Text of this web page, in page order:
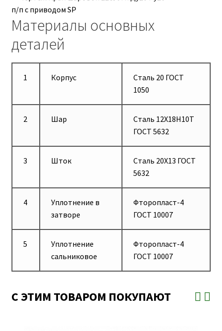
Материалы основных
деталей
1 Корпус
Сталь 20 ГОСТ
1050
2 Шар
Сталь 12Х18Н10Т
ГОСТ 5632
3 Шток
Сталь 20Х13 ГОСТ
5632
4
Уплотнение в
затворе
Фторопласт-4
ГОСТ 10007
5
Уплотнение
сальниковое
Фторопласт-4
ГОСТ 10007
С ЭТИМ ТОВАРОМ ПОКУПАЮТ